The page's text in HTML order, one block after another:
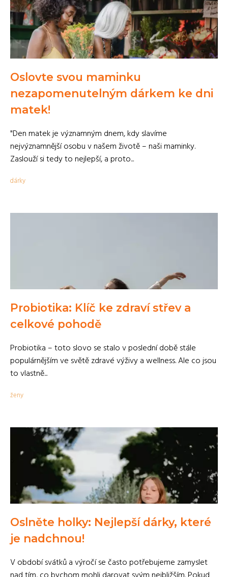
Oslovte svou maminku
nezapomenutelným dárkem ke dni
matek!
"Den matek je významným dnem, kdy slavíme
nejvýznamnější osobu v našem životě – naši maminky.
Zaslouží si tedy to nejlepší, a proto...
dárky
Probiotika: Klíč ke zdraví střev a
celkové pohodě
Probiotika – toto slovo se stalo v poslední době stále
populárnějším ve světě zdravé výživy a wellness. Ale co jsou
to vlastně...
ženy
Oslněte holky: Nejlepší dárky, které
je nadchnou!
V období svátků a výročí se často potřebujeme zamyslet